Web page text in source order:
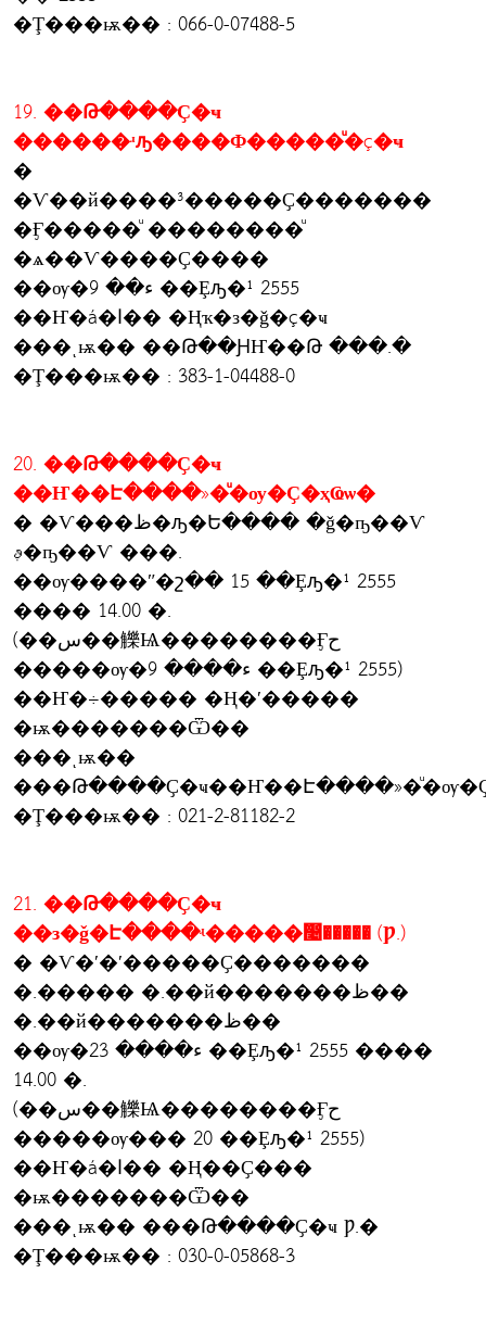
�Ţ���ѭ�� : 066-0-07488-5
19. ��Թ����Ҫ�ҹ
������ʴԡ����Ф�����ͧ�ç�ҹ
�
�Ѵ��й����³�����Ҫ�������
�Ӻ�����ͧ ��������ͧ
�ѧ��Ѵ����Ҫ����
��ѹ�ء�� 9 ��Ȩԡ�¹ 2555
��Ҥ�á�ا�� �Ңҡ�з�ǧ�ç�ҹ
���ͺѭ�� ��Թ��ԨҤ��Թ ���.�
�Ţ���ѭ�� : 383-1-04488-0
20. ��Թ����Ҫ�ҹ
��Ҥ��Է����»�ͧ�ѹ�Ҫ�ҳҨѡ�
� �Ѵ���ظ�ԡ�Ե���� �ǧ�ҧ��Ѵ
ࢵ�ҧ��Ѵ ���.
��ѹ����ʺ�շ�� 15 ��Ȩԡ�¹ 2555
���� 14.00 �.
(��س��觻Ѩ��������Ӻح
�����ѹ�ء���� 9 ��Ȩԡ�¹ 2555)
��Ҥ�÷����� �Ң�ʹ�����
�ѭ�������Ѿ��
���ͺѭ��
�Ţ���ѭ�� : 021-2-81182-2
21. ��Թ����Ҫ�ҹ
��з�ǧ�Է����ʵ�����෤����� (Ƿ.)
� �Ѵ�ʹ�ʹ�����Ҫ�������
�.����� �.��й�������ظ��
�.��й�������ظ��
��ѹ�ء���� 23 ��Ȩԡ�¹ 2555 ����
14.00 �.
(��س��觻Ѩ��������Ӻح
�����ѹ��� 20 ��Ȩԡ�¹ 2555)
��Ҥ�á�ا�� �Ң��Ҫ���
�ѭ�������Ѿ��
���ͺѭ�� ���Թ����Ҫ�ҹ Ƿ.�
�Ţ���ѭ�� : 030-0-05868-3